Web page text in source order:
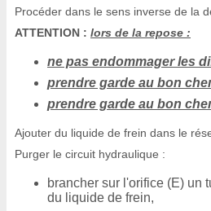
Procéder dans le sens inverse de la
ATTENTION : lors de la repose :
ne pas endommager les
prendre garde au bon
prendre garde au bon
Ajouter du liquide de frein dans le
Purger le circuit hydraulique :
brancher sur l'orifice (E) un
du liquide de frein,